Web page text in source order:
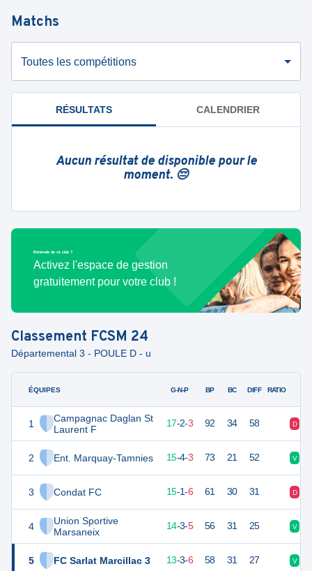
Matchs
Toutes les compétitions
RÉSULTATS CALENDRIER
Aucun résultat de disponible pour le
moment. 😔
Bénévole de ce club ?
Activez l'espace de gestion
gratuitement pour votre club !
Classement FCSM 24
Départemental 3 - POULE D - u
ÉQUIPES
1
Campagnac Daglan St
Laurent F
2 Ent. Marquay-Tamnies
3 Condat FC
4
Union Sportive
Marsaneix
5 FC Sarlat Marcillac 3
G-N-P BP BC DIFF RATIO
53 22 17-2-3 92 34 58 D
49 22 15-4-3 73 21 52 V
15-1-6 61 30 31 D
14-3-5 56 31 25 V
42 22 13-3-6 58 31 27 V